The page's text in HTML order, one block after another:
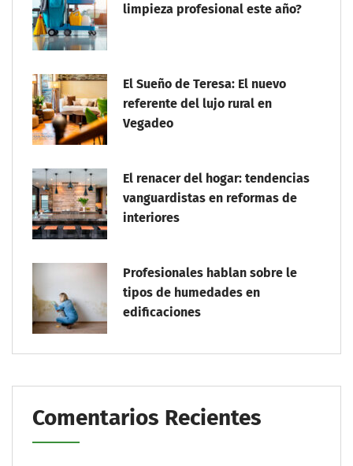
limpieza profesional este año?
El Sueño de Teresa: El nuevo
referente del lujo rural en
Vegadeo
El renacer del hogar: tendencias
vanguardistas en reformas de
interiores
Profesionales hablan sobre le
tipos de humedades en
edificaciones
Comentarios Recientes